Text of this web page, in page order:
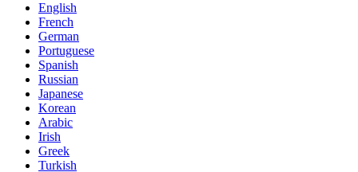
English
French
German
Portuguese
Spanish
Russian
Japanese
Korean
Arabic
Irish
Greek
Turkish